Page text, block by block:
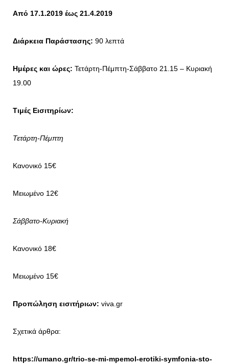
Από 17.1.2019 έως 21.4.2019
Διάρκεια Παράστασης: 90 λεπτά
Ημέρες και ώρες: Τετάρτη-Πέμπτη-Σάββατο 21.15 – Κυριακή
19.00
Τιμές Εισιτηρίων:
Τετάρτη-Πέμπτη
Κανονικό 15€
Μειωμένο 12€
Σάββατο-Κυριακή
Κανονικό 18€
Μειωμένο 15€
Προπώληση εισιτήριων: viva.gr
Σχετικά άρθρα:
https://umano.gr/trio-se-mi-mpemol-erotiki-symfonia-sto-